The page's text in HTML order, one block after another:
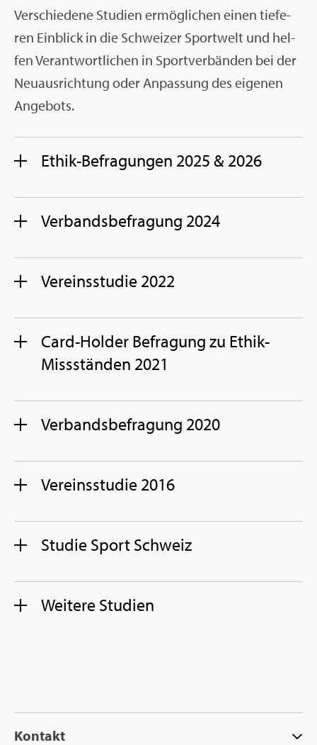
Kon­takt
Ver­schie­de­ne Stu­di­en er­mög­li­chen einen tie­fe­
ren Ein­blick in die Schwei­zer Sport­welt und hel­
fen Ver­ant­wort­li­chen in Sport­ver­bän­den bei der
Neu­aus­rich­tung oder An­pas­sung des ei­ge­nen
An­ge­bots.
Ethik-Be­fra­gun­gen 2025 & 2026
Ver­bands­be­fra­gung 2024
Ver­eins­stu­die 2022
Card-Hol­der Be­fra­gung zu Ethik-
Miss­stän­den 2021
Ver­bands­be­fra­gung 2020
Ver­eins­stu­die 2016
Stu­die Sport Schweiz
Wei­te­re Stu­di­en